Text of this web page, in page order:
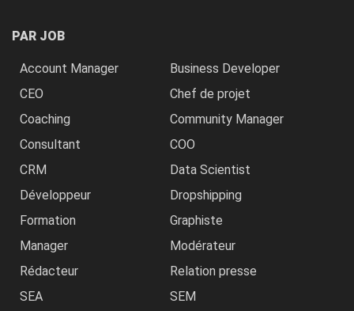
PAR JOB
Account Manager
Business Developer
CEO
Chef de projet
Coaching
Community Manager
Consultant
COO
CRM
Data Scientist
Développeur
Dropshipping
Formation
Graphiste
Manager
Modérateur
Rédacteur
Relation presse
SEA
SEM